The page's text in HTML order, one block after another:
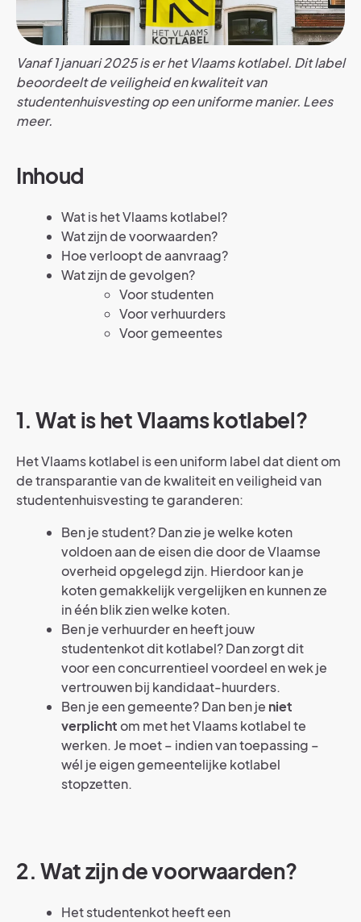
Vanaf 1 januari 2025 is er het Vlaams kotlabel. Dit label
beoordeelt de veiligheid en kwaliteit van
studentenhuisvesting op een uniforme manier. Lees
meer.
Inhoud
Wat is het Vlaams kotlabel?
Wat zijn de voorwaarden?
Hoe verloopt de aanvraag?
Wat zijn de gevolgen?
Voor studenten
Voor verhuurders
Voor gemeentes
1. Wat is het Vlaams kotlabel?
Het Vlaams kotlabel is een uniform label dat dient om
de transparantie van de kwaliteit en veiligheid van
studentenhuisvesting te garanderen:
Ben je student? Dan zie je welke koten
voldoen aan de eisen die door de Vlaamse
overheid opgelegd zijn. Hierdoor kan je
koten gemakkelijk vergelijken en kunnen ze
in één blik zien welke koten.
Ben je verhuurder en heeft jouw
studentenkot dit kotlabel? Dan zorgt dit
voor een concurrentieel voordeel en wek je
vertrouwen bij kandidaat-huurders.
Ben je een gemeente? Dan ben je niet
verplichtom met het Vlaams kotlabel te
werken. Je moet – indien van toepassing –
wél je eigen gemeentelijke kotlabel
stopzetten.
2. Wat zijn de voorwaarden?
Het studentenkot heeft een